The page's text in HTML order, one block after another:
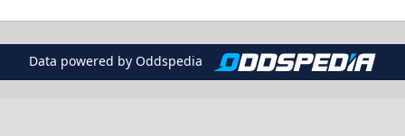
Data powered by Oddspedia